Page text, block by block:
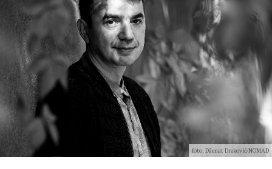
foto: Dženat Dreković/NOMAD